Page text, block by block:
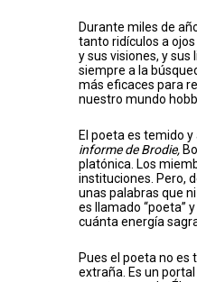
Durante miles de
tanto ridículos a
y sus visiones, y
siempre a la
más eficaces para
nuestro mundo
El poeta es temido
informe de Brodie,
platónica. Los
instituciones. Pero,
unas palabras que
es llamado “poeta”
cuánta energía
Pues el poeta no
extraña. Es un